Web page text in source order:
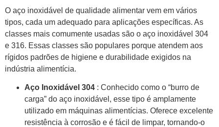
O aço inoxidável de qualidade alimentar vem em vários
tipos, cada um adequado para aplicações específicas. As
classes mais comumente usadas são o aço inoxidável 304
e 316. Essas classes são populares porque atendem aos
rígidos padrões de higiene e durabilidade exigidos na
indústria alimentícia.
Aço Inoxidável 304 : Conhecido como o “burro de
carga” do aço inoxidável, esse tipo é amplamente
utilizado em máquinas alimentícias. Oferece excelente
resistência à corrosão e é fácil de limpar, tornando-o